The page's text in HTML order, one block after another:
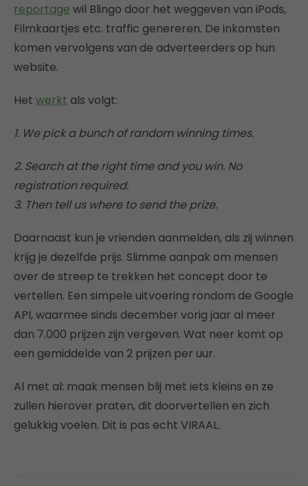
reportage wil Blingo door het weggeven van iPods,
Filmkaartjes etc. traffic genereren. De inkomsten
komen vervolgens van de adverteerders op hun
website.
Het werkt als volgt:
1. We pick a bunch of random winning times.
2. Search at the right time and you win. No
registration required.
3. Then tell us where to send the prize.
Daarnaast kun je vrienden aanmelden, als zij winnen
krijg je dezelfde prijs. Slimme aanpak om mensen
over de streep te trekken het concept door te
vertellen. Een simpele uitvoering rondom de Google
API, waarmee sinds december vorig jaar al meer
dan 7.000 prijzen zijn vergeven. Wat neer komt op
een gemiddelde van 2 prijzen per uur.
Al met al: maak mensen blij met iets kleins en ze
zullen hierover praten, dit doorvertellen en zich
gelukkig voelen. Dit is pas echt VIRAAL.